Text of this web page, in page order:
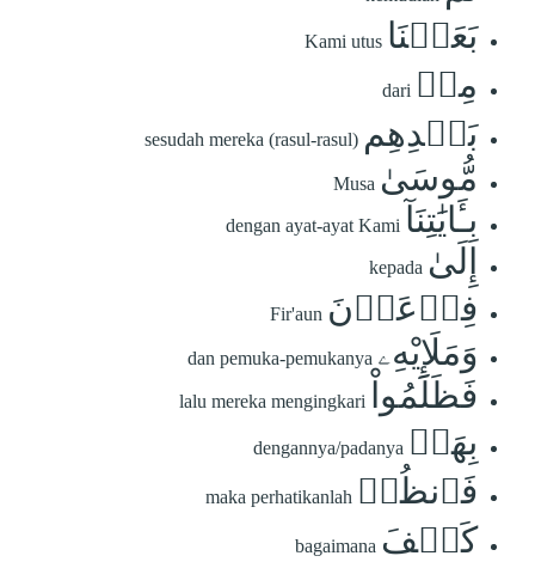
بَعَثۡنَا Kami utus
مِنۢ dari
بَعۡدِهِم sesudah mereka (rasul-rasul)
مُّوسَىٰ Musa
بِـَٔايَٰتِنَآ dengan ayat-ayat Kami
إِلَىٰ kepada
فِرۡعَوۡنَ Fir'aun
وَمَلَإِيْهِۦ dan pemuka-pemukanya
فَظَلَمُواْ lalu mereka mengingkari
بِهَاۖ dengannya/padanya
فَٱنظُرۡ maka perhatikanlah
كَيۡفَ bagaimana